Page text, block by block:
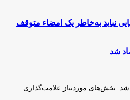
نباید به‌خاطر یک امضاء متوقف
شد
بخش‌های موردنیاز علامت‌گذاری